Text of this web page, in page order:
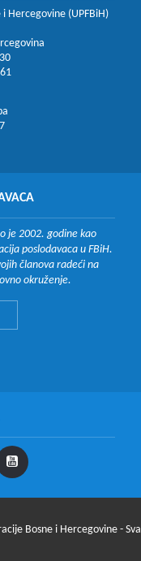
Hercegovine (UPFBiH)
je 2002. godine kao
poslodavaca u FBiH.
članova radeći na
okruženje.
Bosne i Hercegovine - Sva